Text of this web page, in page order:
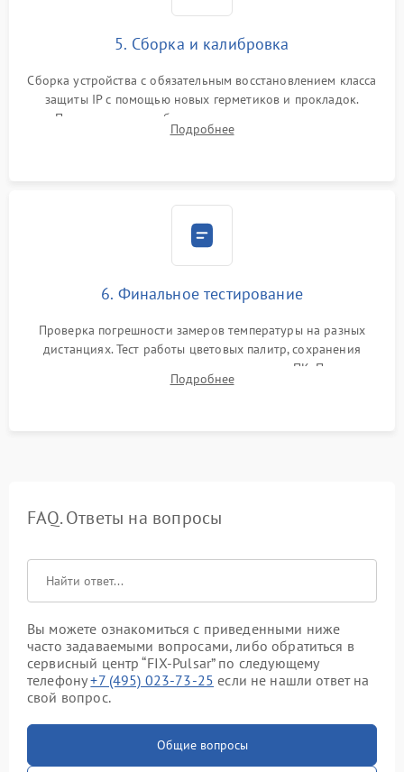
5. Сборка и калибровка
Сборка устройства с обязательным восстановлением класса
защиты IP с помощью новых герметиков и прокладок.
Программная калибровка матрицы по эталонному
абсолютно черному телу для точного измерения температур.
Подробнее
6. Финальное тестирование
Проверка погрешности замеров температуры на разных
дистанциях. Тест работы цветовых палитр, сохранения
термограмм в память и передачи данных на ПК. Проверка
автономности работы и итоговый контроль качества.
Подробнее
FAQ. Ответы на вопросы
Вы можете ознакомиться с приведенными ниже
часто задаваемыми вопросами, либо обратиться в
сервисный центр “FIX-Pulsar” по следующему
телефону+7 (495) 023-73-25 если не нашли ответ на
свой вопрос.
Общие вопросы